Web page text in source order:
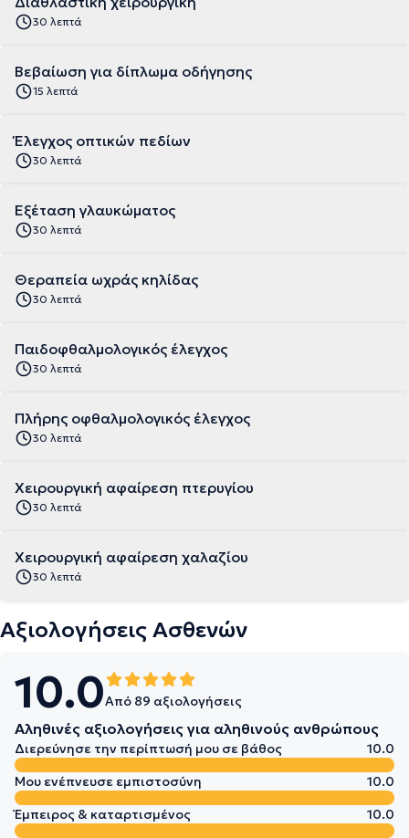
30 λεπτά
Βεβαίωση για δίπλωμα οδήγησης
15 λεπτά
Έλεγχος οπτικών πεδίων
30 λεπτά
Εξέταση γλαυκώματος
30 λεπτά
Θεραπεία ωχράς κηλίδας
30 λεπτά
Παιδοφθαλμολογικός έλεγχος
30 λεπτά
Πλήρης οφθαλμολογικός έλεγχος
30 λεπτά
Χειρουργική αφαίρεση πτερυγίου
30 λεπτά
Χειρουργική αφαίρεση χαλαζίου
30 λεπτά
Αξιολογήσεις Ασθενών
10.0Από 89 αξιολογήσεις
Αληθινές αξιολογήσεις για αληθινούς ανθρώπους
Διερεύνησε την περίπτωσή μου σε βάθος
10.0
Μου ενέπνευσε εμπιστοσύνη
10.0
Έμπειρος & καταρτισμένος
10.0